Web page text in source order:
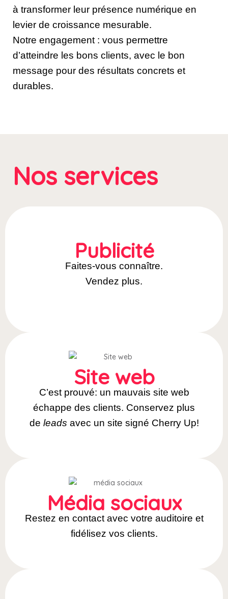
à transformer leur présence numérique en
levier de croissance mesurable.
Notre engagement : vous permettre
d’atteindre les bons clients, avec le bon
message pour des résultats concrets et
durables.
Nos services
Publicité
Faites-vous connaître.
Vendez plus.
Site web
C’est prouvé: un mauvais site web
échappe des clients. Conservez plus
de leads avec un site signé Cherry Up!
Média sociaux
Restez en contact avec votre auditoire et
fidélisez vos clients.